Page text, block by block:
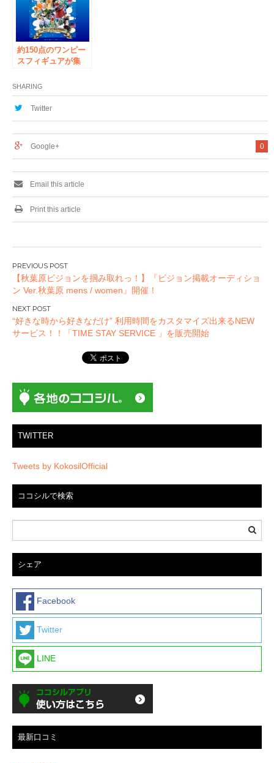
日本最強になるのは
誰か！
約150点のワンピー
スフィギュアが集
1,000話記念特集展
示」秋葉原
TAMASHII
SHARING
Twitter
0
Google+
Email this article
Print this article
投
稿
ナ
ビ
ゲ
ン
【秋葉原ビジョンを掴み取れっ！】『ビジョン掲載オーディショ
ン Ver.秋葉原 mens / women』開催！
“好きな時から好きなだけ” 利用時間をカスタマイズ出来るNEW
サービス！！「TIME STAY SERVICE 」を販売開始
TWITTER
Tweets by KokosilOfficial
ココシルで検索
シェア
Facebook
Twitter
LINE
最新口コミ